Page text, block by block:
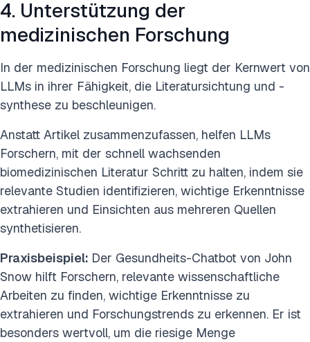
4. Unterstützung der
medizinischen Forschung
In der medizinischen Forschung liegt der Kernwert von
LLMs in ihrer Fähigkeit, die Literatursichtung und -
synthese zu beschleunigen.
Anstatt Artikel zusammenzufassen, helfen LLMs
Forschern, mit der schnell wachsenden
biomedizinischen Literatur Schritt zu halten, indem sie
relevante Studien identifizieren, wichtige Erkenntnisse
extrahieren und Einsichten aus mehreren Quellen
synthetisieren.
Praxisbeispiel: Der Gesundheits-Chatbot von John
Snow hilft Forschern, relevante wissenschaftliche
Arbeiten zu finden, wichtige Erkenntnisse zu
extrahieren und Forschungstrends zu erkennen. Er ist
besonders wertvoll, um die riesige Menge